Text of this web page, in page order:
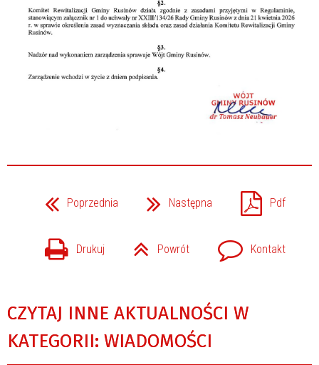
Poprzednia Następna Pdf
Drukuj Powrót Kontakt
CZYTAJ INNE AKTUALNOŚCI W
KATEGORII: WIADOMOŚCI